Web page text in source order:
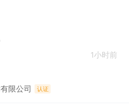
同步发货进度、到货时间。
错货、破损）时，现场核对凭
理。
勤及现场作业规范，完成上级
1小时前
限公司 认证